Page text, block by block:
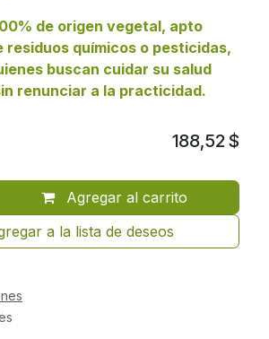
de origen vegetal, apto
residuos químicos o pesticidas,
buscan cuidar su salud
renunciar a la practicidad.
Agregar al carrito
a la lista de deseos
188,52$